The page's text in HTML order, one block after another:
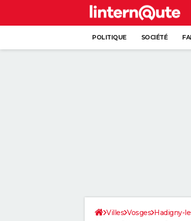
POLITIQUE SOCIÉTÉ
Villes Vosges Hadigny-